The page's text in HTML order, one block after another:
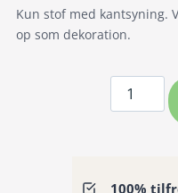
Kun stof med kantsyning.
op som dekoration.
/
blomster
100%